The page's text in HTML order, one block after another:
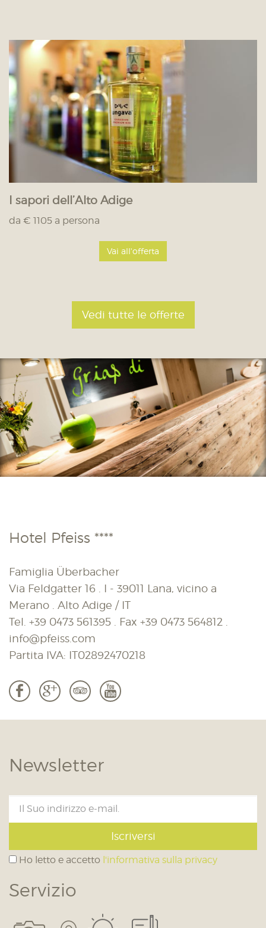
I sapori dell’Alto Adige
da € 1105 a persona
Vai all'offerta
Vedi tutte le offerte
Hotel Pfeiss ****
Famiglia Überbacher
Via Feldgatter 16 . I - 39011 Lana, vicino a
Merano . Alto Adige / IT
Tel. +39 0473 561395 . Fax +39 0473 564812
info@pfeiss.com
Partita IVA: IT02892470218
b c 3 r
Newsletter
Iscriversi
Ho letto e accetto l'informativa sulla privacy
Servizio